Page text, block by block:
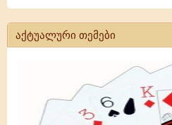
აქტუალური თემები